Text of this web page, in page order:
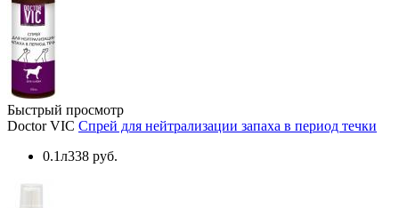
Быстрый просмотр
Doctor VIC Спрей для нейтрализации запаха в период течки
0.1л338 руб.